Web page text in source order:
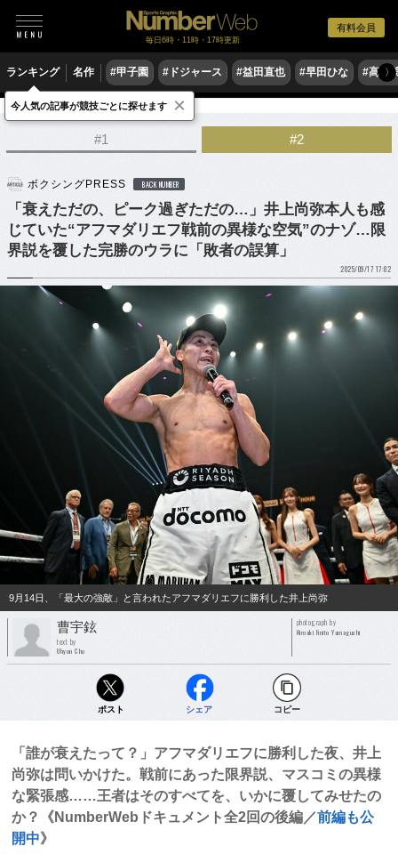
有料会員
毎日6時・11時・17時更新
ランキング 名作 #甲子園 #ドジャース #益田直也 #早田ひな #高木
〉
格闘技 ボクシング
#1 #2
ボクシングPRESS BACK NUMBER
「衰えただの、ピーク過ぎただの…」井上尚弥本人も感
じていた“アフマダリエフ戦前の異様な空気”のナゾ…限
界説を覆した完勝のウラに「敗者の誤算」
2025/09/17 17:02
9月14日、「最大の強敵」と言われたアフマダリエフに勝利した井上尚弥
曹宇鉉
text by
Uhyon Cho
photograph by
Hiroaki Finito Yamaguchi
ポスト シェア コピー
「誰が衰えたって？」アフマダリエフに勝利した夜、井上
尚弥は問いかけた。戦前にあった限界説、マスコミの異様
な緊張感……王者はそのすべてを、いかに覆してみせたの
か？《NumberWebドキュメント全2回の後編／前編も公
開中》
今人気の記事が競技ごとに探せます ×